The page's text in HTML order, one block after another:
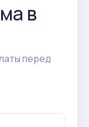
в
перед